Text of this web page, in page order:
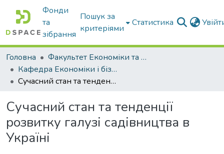
Фонди
та
зібрання
Пошук за
критеріями
Статистика
Головна
Факультет Економіки та бізнесу
Кафедра Економіки і бізнесу
Сучасний стан та тенденції розвитку галузі садівництва в Україні
Сучасний стан та тенденції
розвитку галузі садівництва в
Україні